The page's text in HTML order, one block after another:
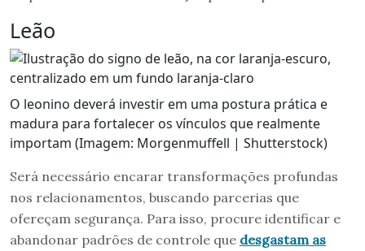
Leão
O leonino deverá investir em uma postura prática e
madura para fortalecer os vínculos que realmente
importam (Imagem: Morgenmuffell | Shutterstock)
Será necessário encarar transformações profundas
nos relacionamentos, buscando parcerias que
ofereçam segurança. Para isso, procure identificar e
abandonar padrões de controle que desgastam as